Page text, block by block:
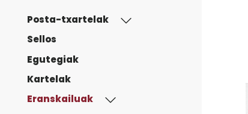
Posta-txartelak
Sellos
Egutegiak
Kartelak
Eranskailuak